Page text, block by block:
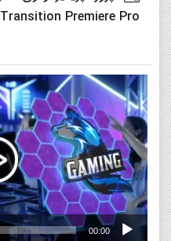
Transition Premiere Pro
نمایشگر
ویدیو
00:00